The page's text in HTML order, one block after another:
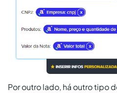
Por outro lado, há outro tipo